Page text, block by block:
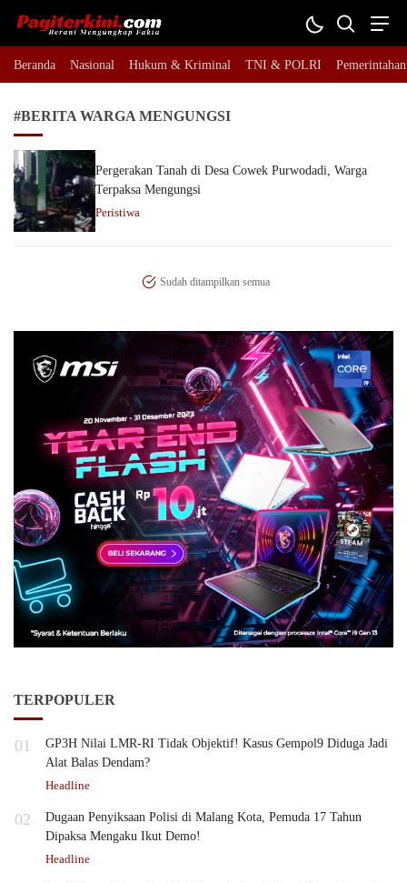
Pagiterkini.com
Berani Mengungkap Fakta
Beranda Nasional Hukum & Kriminal TNI & POLRI Pemerintahan
#BERITA WARGA MENGUNGSI
Pergerakan Tanah di Desa Cowek Purwodadi, Warga
Terpaksa Mengungsi
Peristiwa
Sudah ditampilkan semua
TERPOPULER
01
GP3H Nilai LMR-RI Tidak Objektif! Kasus Gempol9 Diduga Jadi
Alat Balas Dendam?
Headline
02
Dugaan Penyiksaan Polisi di Malang Kota, Pemuda 17 Tahun
Dipaksa Mengaku Ikut Demo!
Headline